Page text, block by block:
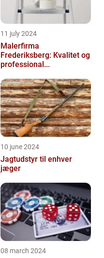
11 july 2024
Malerfirma
Frederiksberg: Kvalitet og
professional...
10 june 2024
Jagtudstyr til enhver
jæger
08 march 2024